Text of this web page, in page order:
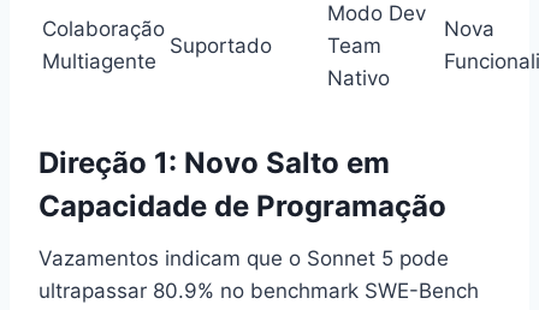
Colaboração
Multiagente
Suportado
Modo Dev
Team
Nativo
Nova
Direção 1: Novo Salto em
Capacidade de Programação
Vazamentos indicam que o Sonnet 5 pode
ultrapassar 80.9% no benchmark SWE-Bench